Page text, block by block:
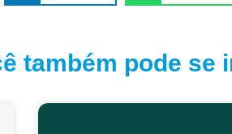
também pode se